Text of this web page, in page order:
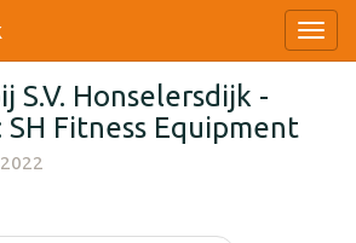
S.V. Honselersdijk -
SH Fitness Equipment